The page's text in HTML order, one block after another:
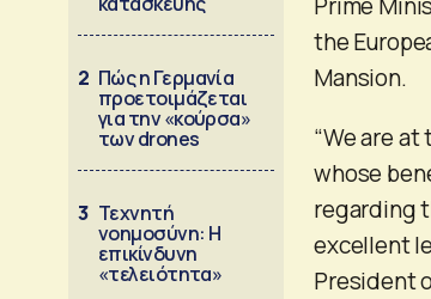
2 Πώς η Γερμανία
προετοιμάζεται
για την «κούρσα»
των drones
3 Τεχνητή
νοημοσύνη: Η
επικίνδυνη
«τελειότητα»
the
Mansion.
“We are
whose
regarding
excellent
President